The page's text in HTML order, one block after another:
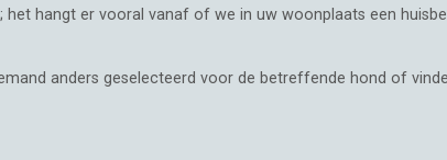
hangt er vooral vanaf of we in uw woonplaats een
anders geselecteerd voor de betreffende hond of